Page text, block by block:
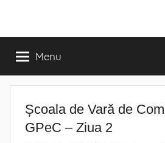
Menu
Școala de Vară de
GPeC – Ziua 2